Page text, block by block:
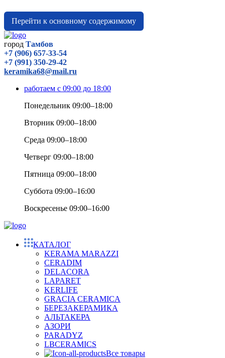
Перейти к основному содержимому
город Тамбов
+7 (906) 657-33-54
+7 (991) 350-29-42
keramika68@mail.ru
работаем с 09:00 до 18:00
Понедельник 09:00–18:00
Вторник 09:00–18:00
Среда 09:00–18:00
Четверг 09:00–18:00
Пятница 09:00–18:00
Суббота 09:00–16:00
Воскресенье 09:00–16:00
КАТАЛОГ
KERAMA MARAZZI
CERADIM
DELACORA
LAPARET
KERLIFE
GRACIA CERAMICA
БЕРЕЗАКЕРАМИКА
АЛЬТАКЕРА
АЗОРИ
PARADYZ
LBCERAMICS
Все товары